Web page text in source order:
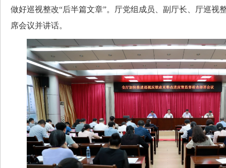
做好巡视整改“后半篇文章”。厅党组成员、副厅长、厅巡视
席会议并讲话。